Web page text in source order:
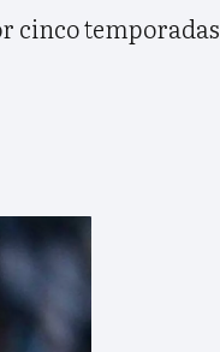
cinco temporadas